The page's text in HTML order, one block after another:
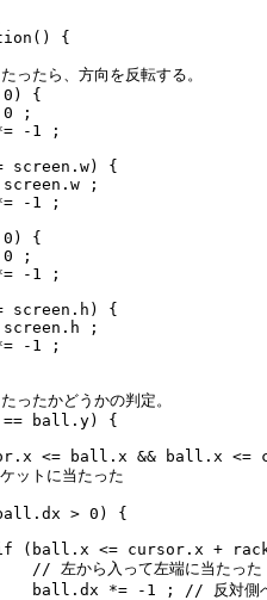
{
たら、方向を反転する。
{
;
-1 ;
screen.w) {
;
-1 ;
{
;
-1 ;
screen.h) {
;
-1 ;
たかどうかの判定。
ball.y) {
<= ball.x && ball.x <=
トに当たった
> 0) {
(ball.x <= cursor.x +
// 左から入って左端に当たった
ball.dx *= -1 ; // 反対側